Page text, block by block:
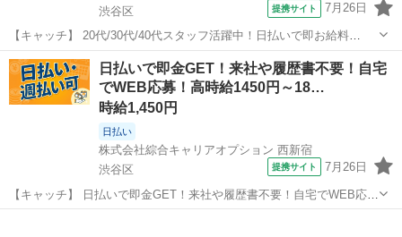
渋谷区
提携サイト 7月26日
【キャッチ】 20代/30代/40代スタッフ活躍中！日払いで即お給料
GET！履歴書＆来社は不要！自宅で完結WEB応募！高時給1900円！カ
ードのサポート/架電営業！渋谷駅エリア 【コメント】 ＼★☆大人気
のオフィスワーク案...
東京 渋谷区 電話対応
日払いで即金GET！来社や履歴書不要！自宅
でWEB応募！高時給1450円～18…
時給1,450円
日払い
株式会社綜合キャリアオプション 西新宿
渋谷区
提携サイト 7月26日
【キャッチ】 日払いで即金GET！来社や履歴書不要！自宅でWEB応
募！高時給1450円～1813円！「口座のデータ入力/監視業務」20代～